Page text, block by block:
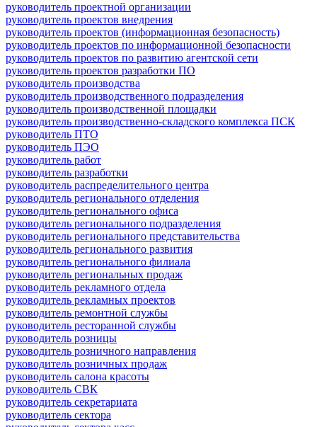
руководитель проектной организации
руководитель проектов внедрения
руководитель проектов (информационная безопасность)
руководитель проектов по информационной безопасности
руководитель проектов по развитию агентской сети
руководитель проектов разработки ПО
руководитель производства
руководитель производственного подразделения
руководитель производственной площадки
руководитель производственно-складского комплекса ПСК
руководитель ПТО
руководитель ПЭО
руководитель работ
руководитель разработки
руководитель распределительного центра
руководитель регионального отделения
руководитель регионального офиса
руководитель регионального подразделения
руководитель регионального представительства
руководитель регионального развития
руководитель регионального филиала
руководитель региональных продаж
руководитель рекламного отдела
руководитель рекламных проектов
руководитель ремонтной службы
руководитель ресторанной службы
руководитель розницы
руководитель розничного направления
руководитель розничных продаж
руководитель салона красоты
руководитель СВК
руководитель секретариата
руководитель сектора